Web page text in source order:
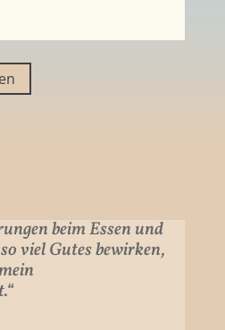
beim Essen und
viel Gutes bewirken,